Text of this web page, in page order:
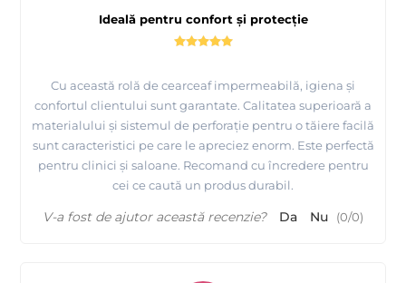
Ideală pentru confort și protecție
Cu această rolă de cearceaf impermeabilă, igiena și
confortul clientului sunt garantate. Calitatea superioară a
materialului și sistemul de perforație pentru o tăiere facilă
sunt caracteristici pe care le apreciez enorm. Este perfectă
pentru clinici și saloane. Recomand cu încredere pentru
cei ce caută un produs durabil.
V-a fost de ajutor această recenzie? Da Nu (0/0)